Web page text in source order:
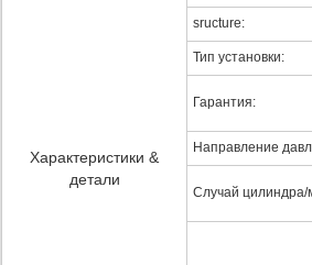
Характеристики &
детали
sructure:
Тип установки:
Гарантия:
Направление
Случай цилиндра/